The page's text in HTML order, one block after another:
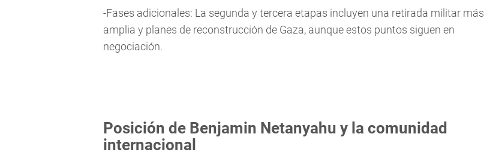
-Fases adicionales: La segunda y tercera etapas incluyen una retirada militar más
amplia y planes de reconstrucción de Gaza, aunque estos puntos siguen en
negociación.
Posición de Benjamin Netanyahu y la comunidad
internacional